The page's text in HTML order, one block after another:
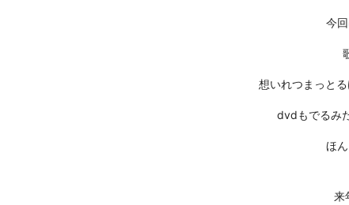
今
想いれつまっと
dvdもでるみ
ほ
来